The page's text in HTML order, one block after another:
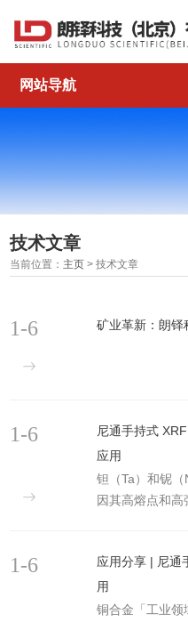
网站导航
技术文章
当前位置： 主页 > 技术文章
矿业革新：朗铎
1-6
尼通手持式
应用
钽（Ta）和铌
因其高熔点和
属。常见钽铌矿
矿（FeMn）
这种矿被称为钽
1-6
应用分享 | 尼通
用
铜合金「工业领
1-6